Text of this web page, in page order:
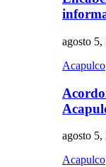
agosto 5,
Acapulco
agosto 5,
Acapulco